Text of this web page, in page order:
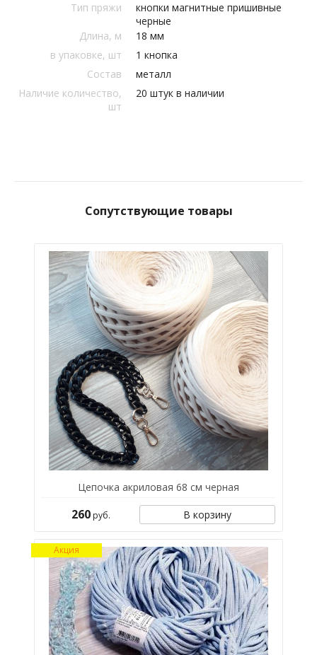
Тип пряжи
кнопки магнитные пришивные
черные
Длина, м
18 мм
в упаковке, шт
1 кнопка
Состав
металл
Наличие количество,
шт
20 штук в наличии
Сопутствующие товары
Цепочка акриловая 68 см черная
260руб. В корзину
Акция